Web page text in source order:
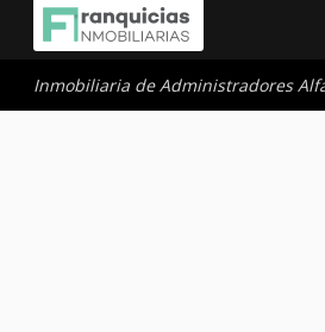
Inmobiliaria de Administradores